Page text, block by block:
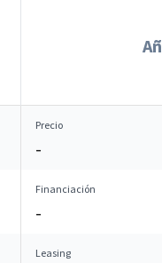
Precio
–
Financiación
–
Leasing